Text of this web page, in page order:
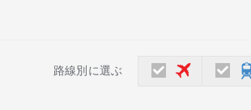
路線別に選ぶ